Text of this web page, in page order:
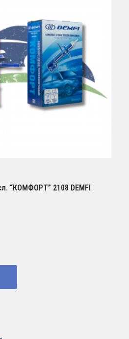
“КОМФОРТ” 2108 DEMFI